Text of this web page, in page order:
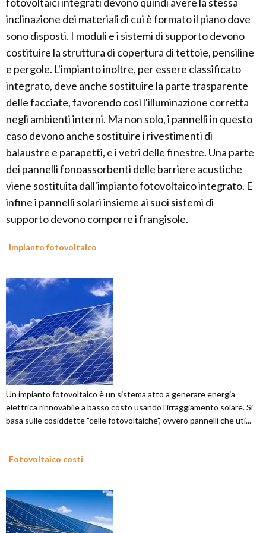
inclinazione dei materiali di cui è formato il piano dove
sono disposti. I moduli e i sistemi di supporto devono
costituire la struttura di copertura di tettoie, pensiline
e pergole. L'impianto inoltre, per essere classificato
integrato, deve anche sostituire la parte trasparente
delle facciate, favorendo così l'illuminazione corretta
negli ambienti interni. Ma non solo, i pannelli in questo
caso devono anche sostituire i rivestimenti di
balaustre e parapetti, e i vetri delle finestre. Una parte
dei pannelli fonoassorbenti delle barriere acustiche
viene sostituita dall'impianto fotovoltaico integrato. E
infine i pannelli solari insieme ai suoi sistemi di
supporto devono comporre i frangisole.
Impianto fotovoltaico
Un impianto fotovoltaico è un sistema atto a generare energia
elettrica rinnovabile a basso costo usando l'irraggiamento solare. Si
basa sulle cosiddette "celle fotovoltaiche", ovvero pannelli che uti...
Fotovoltaico costi